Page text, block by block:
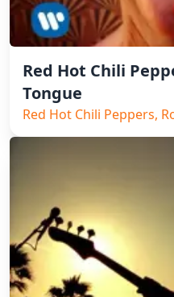
Red Hot Chili
Tongue
Red Hot Chili Peppers,